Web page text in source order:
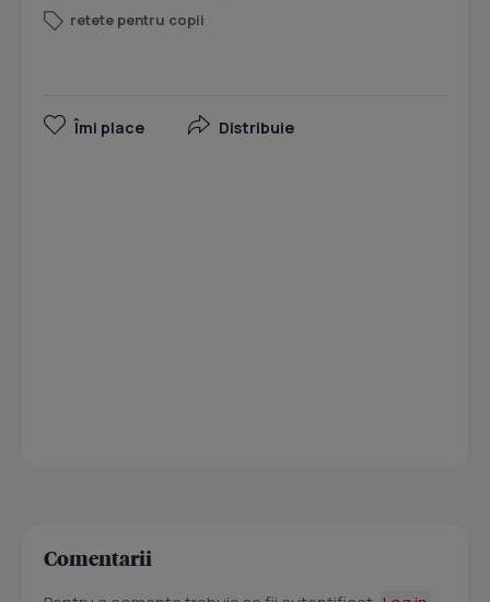
retete pentru copii
Îmi place Distribuie
Comentarii